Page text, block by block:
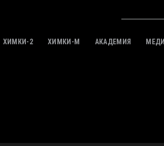
ХИМКИ-2 ХИМКИ-M АКАДЕМИЯ